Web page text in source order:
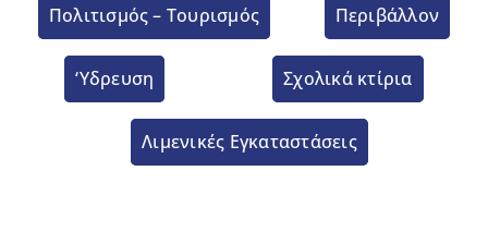
Πολιτισμός – Τουρισμός Περιβάλλον
‘Υδρευση Σχολικά κτίρια
Λιμενικές Εγκαταστάσεις